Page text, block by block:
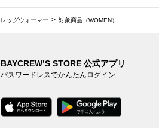
レッグウォーマー 対象商品（WOMEN）
BAYCREW’S STORE 公式アプリ
パスワードレスでかんたんログイン